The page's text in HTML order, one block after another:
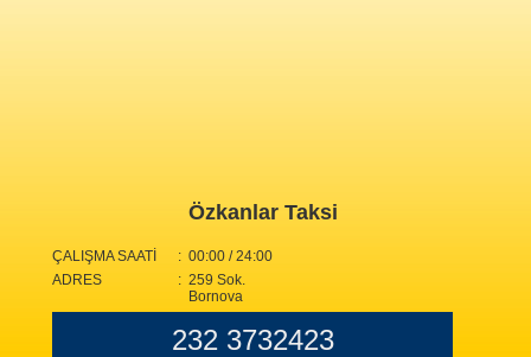
Özkanlar Taksi
ÇALIŞMA SAATİ
: 00:00 / 24:00
ADRES
: 259 Sok.
Bornova
232 3732423